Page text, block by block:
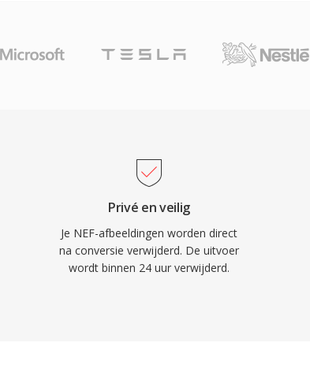
Privé en veilig
Je NEF-afbeeldingen worden direct
na conversie verwijderd. De uitvoer
wordt binnen 24 uur verwijderd.